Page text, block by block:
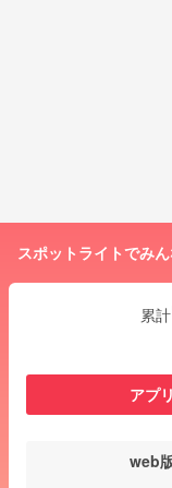
スポットライトでみ
累計
アプ
web